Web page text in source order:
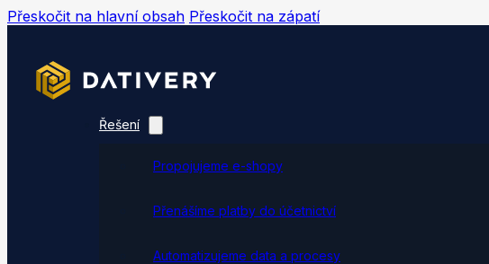
Přeskočit na hlavní obsah Přeskočit na zápatí
Řešení
Propojujeme e-shopy
Přenášíme platby do účetnictví
Automatizujeme data a procesy